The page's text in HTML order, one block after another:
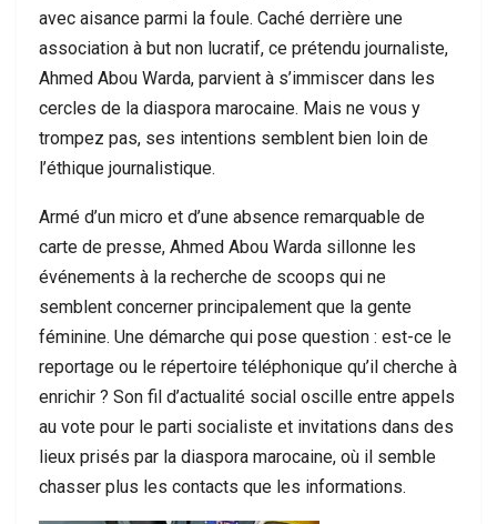
avec aisance parmi la foule. Caché derrière une
association à but non lucratif, ce prétendu journaliste,
Ahmed Abou Warda, parvient à s’immiscer dans les
cercles de la diaspora marocaine. Mais ne vous y
trompez pas, ses intentions semblent bien loin de
l’éthique journalistique.
Armé d’un micro et d’une absence remarquable de
carte de presse, Ahmed Abou Warda sillonne les
événements à la recherche de scoops qui ne
semblent concerner principalement que la gente
féminine. Une démarche qui pose question : est-ce le
reportage ou le répertoire téléphonique qu’il cherche à
enrichir ? Son fil d’actualité social oscille entre appels
au vote pour le parti socialiste et invitations dans des
lieux prisés par la diaspora marocaine, où il semble
chasser plus les contacts que les informations.